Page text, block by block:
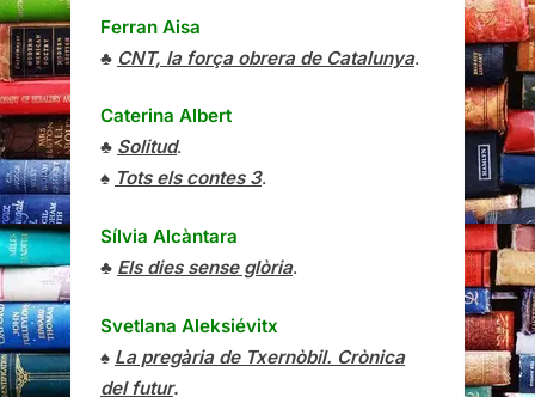
Ferran Aisa
♣ CNT, la força obrera de Catalunya.
Caterina Albert
♣ Solitud.
♠ Tots els contes 3.
Sílvia Alcàntara
♣ Els dies sense glòria.
Svetlana Aleksiévitx
♠ La pregària de Txernòbil. Crònica
del futur.